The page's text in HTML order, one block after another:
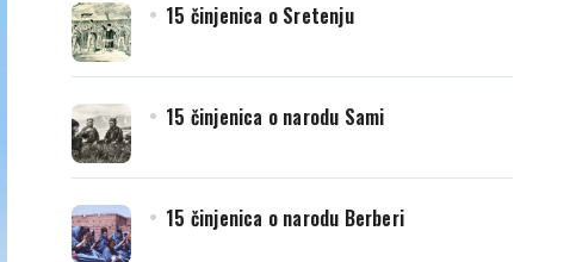
15 činjenica o Sretenju
15 činjenica o narodu Sami
15 činjenica o narodu Berberi